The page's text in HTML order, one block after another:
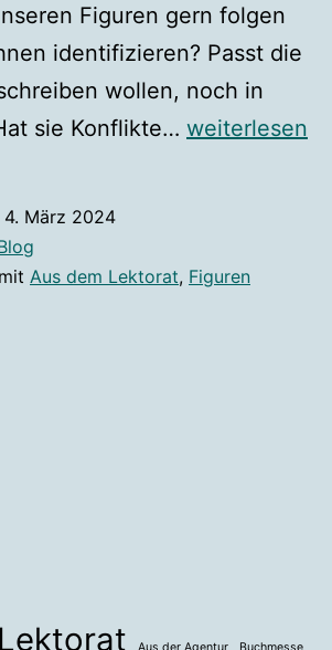
Figuren gern folgen
identifizieren? Passt die
wollen, noch in
sie Konflikte… Leipziger
weiterlesen
4. März 2024
Aus dem Lektorat, Figuren